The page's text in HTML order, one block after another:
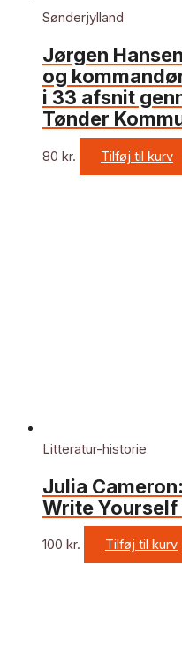
Sønderjylland
Jørgen
og
i 33 afsnit
Tønder
80 kr. Tilføj til kurv
Litteratur-historie
Julia
Write Yourself
100 kr. Tilføj til kurv